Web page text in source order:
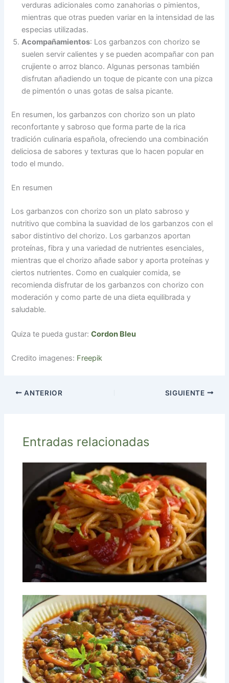
verduras adicionales como zanahorias o pimientos,
mientras que otras pueden variar en la intensidad de las
especias utilizadas.
Acompañamientos: Los garbanzos con chorizo se
suelen servir calientes y se pueden acompañar con pan
crujiente o arroz blanco. Algunas personas también
disfrutan añadiendo un toque de picante con una pizca
de pimentón o unas gotas de salsa picante.
En resumen, los garbanzos con chorizo son un plato
reconfortante y sabroso que forma parte de la rica
tradición culinaria española, ofreciendo una combinación
deliciosa de sabores y texturas que lo hacen popular en
todo el mundo.
En resumen
Los garbanzos con chorizo son un plato sabroso y
nutritivo que combina la suavidad de los garbanzos con el
sabor distintivo del chorizo. Los garbanzos aportan
proteínas, fibra y una variedad de nutrientes esenciales,
mientras que el chorizo añade sabor y aporta proteínas y
ciertos nutrientes. Como en cualquier comida, se
recomienda disfrutar de los garbanzos con chorizo con
moderación y como parte de una dieta equilibrada y
saludable.
Quiza te pueda gustar:Cordon Bleu
Credito imagenes: Freepik
ANTERIOR SIGUIENTE
Entradas relacionadas